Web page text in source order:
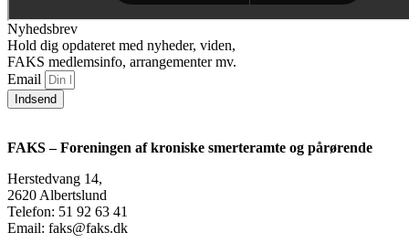
Nyhedsbrev
Hold dig opdateret med nyheder, viden,
FAKS medlemsinfo, arrangementer mv.
Email
Indsend
FAKS – Foreningen af kroniske smerteramte og pårørende
Herstedvang 14,
2620 Albertslund
Telefon: 51 92 63 41
Email: faks@faks.dk